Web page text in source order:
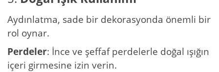
Aydınlatma, sade bir dekorasyonda önemli bir
rol oynar.
Perdeler: İnce ve şeffaf perdelerle doğal ışığın
içeri girmesine izin verin.